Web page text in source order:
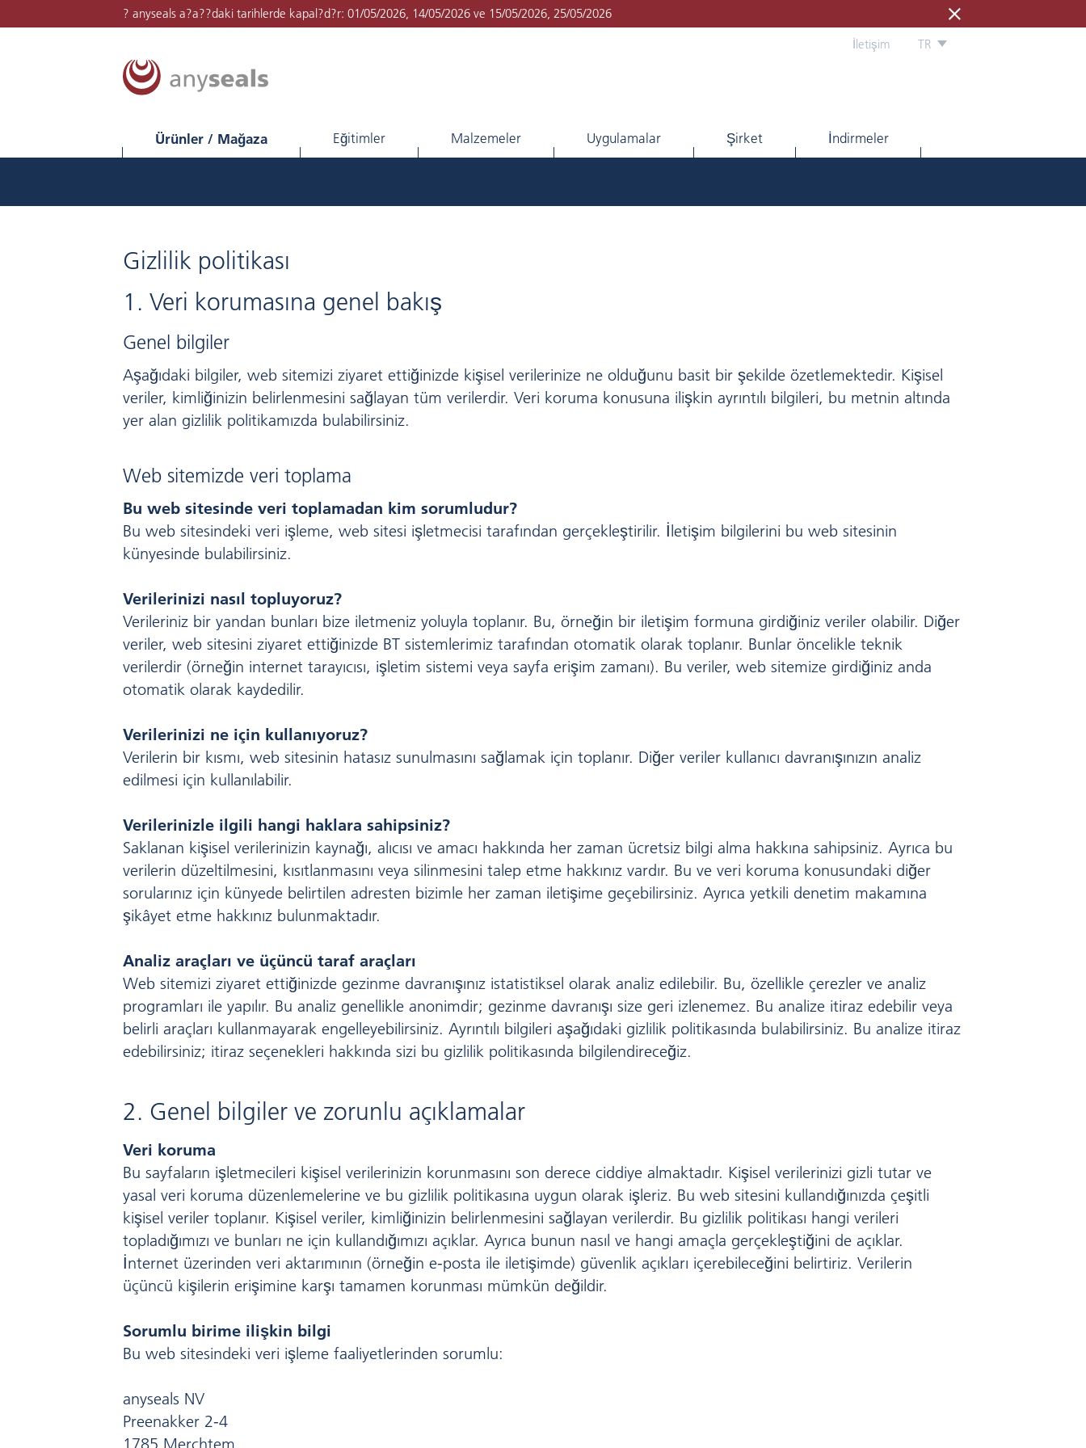
? anyseals a?a??daki tarihlerde kapal?d?r: 01/05/2026, 14/05/2026 ve 15/05/2026, 25/05/2026
İletişim
TR
Ürünler / Mağaza Eğitimler Malzemeler Uygulamalar Şirket İndirmeler
Gizlilik politikası
1. Veri korumasına genel bakış
Genel bilgiler
Aşağıdaki bilgiler, web sitemizi ziyaret ettiğinizde kişisel verilerinize ne olduğunu basit bir şekilde özetlemektedir. Kişisel
veriler, kimliğinizin belirlenmesini sağlayan tüm verilerdir. Veri koruma konusuna ilişkin ayrıntılı bilgileri, bu metnin altında
yer alan gizlilik politikamızda bulabilirsiniz.
Web sitemizde veri toplama
Bu web sitesinde veri toplamadan kim sorumludur?
Bu web sitesindeki veri işleme, web sitesi işletmecisi tarafından gerçekleştirilir. İletişim bilgilerini bu web sitesinin
künyesinde bulabilirsiniz.
Verilerinizi nasıl topluyoruz?
Verileriniz bir yandan bunları bize iletmeniz yoluyla toplanır. Bu, örneğin bir iletişim formuna girdiğiniz veriler olabilir. Diğer
veriler, web sitesini ziyaret ettiğinizde BT sistemlerimiz tarafından otomatik olarak toplanır. Bunlar öncelikle teknik
verilerdir (örneğin internet tarayıcısı, işletim sistemi veya sayfa erişim zamanı). Bu veriler, web sitemize girdiğiniz anda
otomatik olarak kaydedilir.
Verilerinizi ne için kullanıyoruz?
Verilerin bir kısmı, web sitesinin hatasız sunulmasını sağlamak için toplanır. Diğer veriler kullanıcı davranışınızın analiz
edilmesi için kullanılabilir.
Verilerinizle ilgili hangi haklara sahipsiniz?
Saklanan kişisel verilerinizin kaynağı, alıcısı ve amacı hakkında her zaman ücretsiz bilgi alma hakkına sahipsiniz. Ayrıca bu
verilerin düzeltilmesini, kısıtlanmasını veya silinmesini talep etme hakkınız vardır. Bu ve veri koruma konusundaki diğer
sorularınız için künyede belirtilen adresten bizimle her zaman iletişime geçebilirsiniz. Ayrıca yetkili denetim makamına
şikâyet etme hakkınız bulunmaktadır.
Analiz araçları ve üçüncü taraf araçları
Web sitemizi ziyaret ettiğinizde gezinme davranışınız istatistiksel olarak analiz edilebilir. Bu, özellikle çerezler ve analiz
programları ile yapılır. Bu analiz genellikle anonimdir; gezinme davranışı size geri izlenemez. Bu analize itiraz edebilir veya
belirli araçları kullanmayarak engelleyebilirsiniz. Ayrıntılı bilgileri aşağıdaki gizlilik politikasında bulabilirsiniz. Bu analize itiraz
edebilirsiniz; itiraz seçenekleri hakkında sizi bu gizlilik politikasında bilgilendireceğiz.
2. Genel bilgiler ve zorunlu açıklamalar
Veri koruma
Bu sayfaların işletmecileri kişisel verilerinizin korunmasını son derece ciddiye almaktadır. Kişisel verilerinizi gizli tutar ve
yasal veri koruma düzenlemelerine ve bu gizlilik politikasına uygun olarak işleriz. Bu web sitesini kullandığınızda çeşitli
kişisel veriler toplanır. Kişisel veriler, kimliğinizin belirlenmesini sağlayan verilerdir. Bu gizlilik politikası hangi verileri
topladığımızı ve bunları ne için kullandığımızı açıklar. Ayrıca bunun nasıl ve hangi amaçla gerçekleştiğini de açıklar.
İnternet üzerinden veri aktarımının (örneğin e-posta ile iletişimde) güvenlik açıkları içerebileceğini belirtiriz. Verilerin
üçüncü kişilerin erişimine karşı tamamen korunması mümkün değildir.
Sorumlu birime ilişkin bilgi
Bu web sitesindeki veri işleme faaliyetlerinden sorumlu:
anyseals NV
Preenakker 2-4